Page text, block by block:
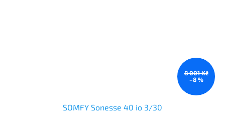
8 001 Kč
–8 %
SOMFY Sonesse 40 io 3/30